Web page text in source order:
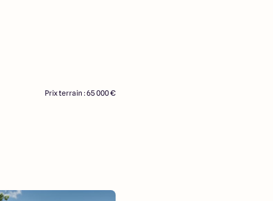
Prix terrain : 65 000 €